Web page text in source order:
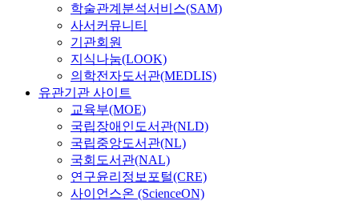
학술관계분석서비스(SAM)
사서커뮤니티
기관회원
지식나눔(LOOK)
의학전자도서관(MEDLIS)
유관기관 사이트
교육부(MOE)
국립장애인도서관(NLD)
국립중앙도서관(NL)
국회도서관(NAL)
연구윤리정보포털(CRE)
사이언스온 (ScienceON)